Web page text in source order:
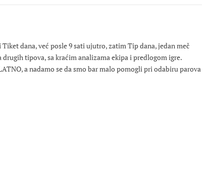
dana, već posle 9 sati ujutro, zatim Tip dana, jedan meč
tipova, sa kraćim analizama ekipa i predlogom igre.
a nadamo se da smo bar malo pomogli pri odabiru parova